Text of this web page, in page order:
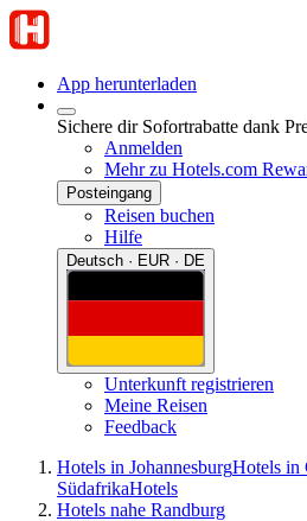
App herunterladen
Sichere dir Sofortrabatte dank
Anmelden
Mehr zu Hotels.com
Posteingang
Reisen buchen
Hilfe
Deutsch · EUR · DE
Unterkunft registrieren
Meine Reisen
Feedback
Hotels in JohannesburgHotels in
SüdafrikaHotels
Hotels nahe Randburg